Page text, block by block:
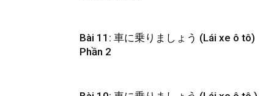
Bài 11: 車に乗りましょう (Lái xe ô tô)
Phần 2